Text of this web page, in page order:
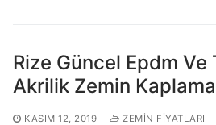
Rize Güncel Epdm Ve
Akrilik Zemin
KASIM 12, 2019 ZEMIN FIYATLARI